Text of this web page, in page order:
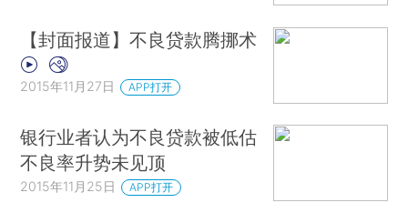
【封面报道】不良贷款腾挪术
2015年11月27日 APP打开
银行业者认为不良贷款被低估
不良率升势未见顶
2015年11月25日 APP打开